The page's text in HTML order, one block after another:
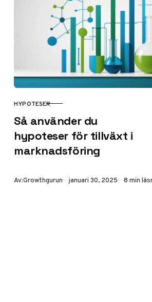
KATEGORI
HYPOTESER
Så använder du
hypoteser för tillväxt i
marknadsföring
Av:Growthgurun Publicerad
januari 30, 2025 8 min